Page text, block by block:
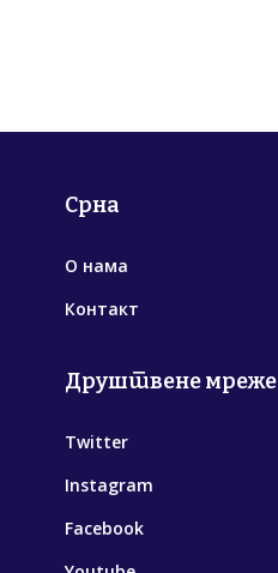
Срна
О нама
Контакт
Друштвене мреже
Twitter
Instagram
Facebook